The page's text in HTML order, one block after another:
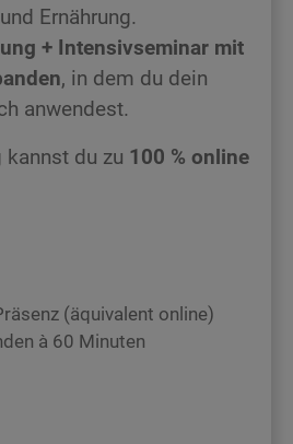
und Ernährung.
+ Intensivseminar mit
, in dem du dein
anwendest.
kannst du zu 100 % online
(äquivalent online)
à 60 Minuten